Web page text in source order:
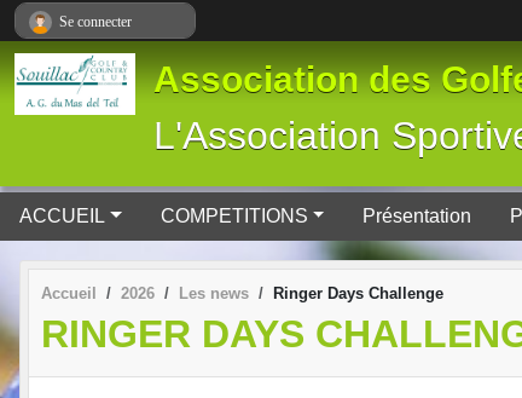
Association des
L'Association
ACCUEIL COMPETITIONS Présentation
Accueil 2026 Les news Ringer Days Challenge
RINGER DAYS
Se connecter
Panneau de gestion des cookies